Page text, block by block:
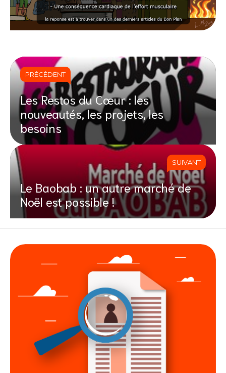
PRÉCÉDENT
Les Restos du Cœur : les
nouveautés, les projets, les
besoins
SUIVANT
Le Baobab : un autre marché de
Noël est possible !